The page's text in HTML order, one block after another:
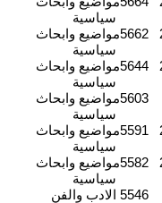
سياسية
مواضيع وابحاث
سياسية
5662
مواضيع وابحاث
سياسية
5644
مواضيع وابحاث
سياسية
5603
مواضيع وابحاث
سياسية
5591
مواضيع وابحاث
سياسية
5582
الادب والفن 5546